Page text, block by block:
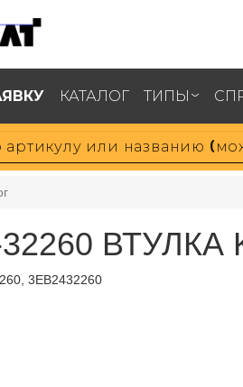
КАТАЛОГ ТИПЫ
ВТУЛКА
3EB2432260